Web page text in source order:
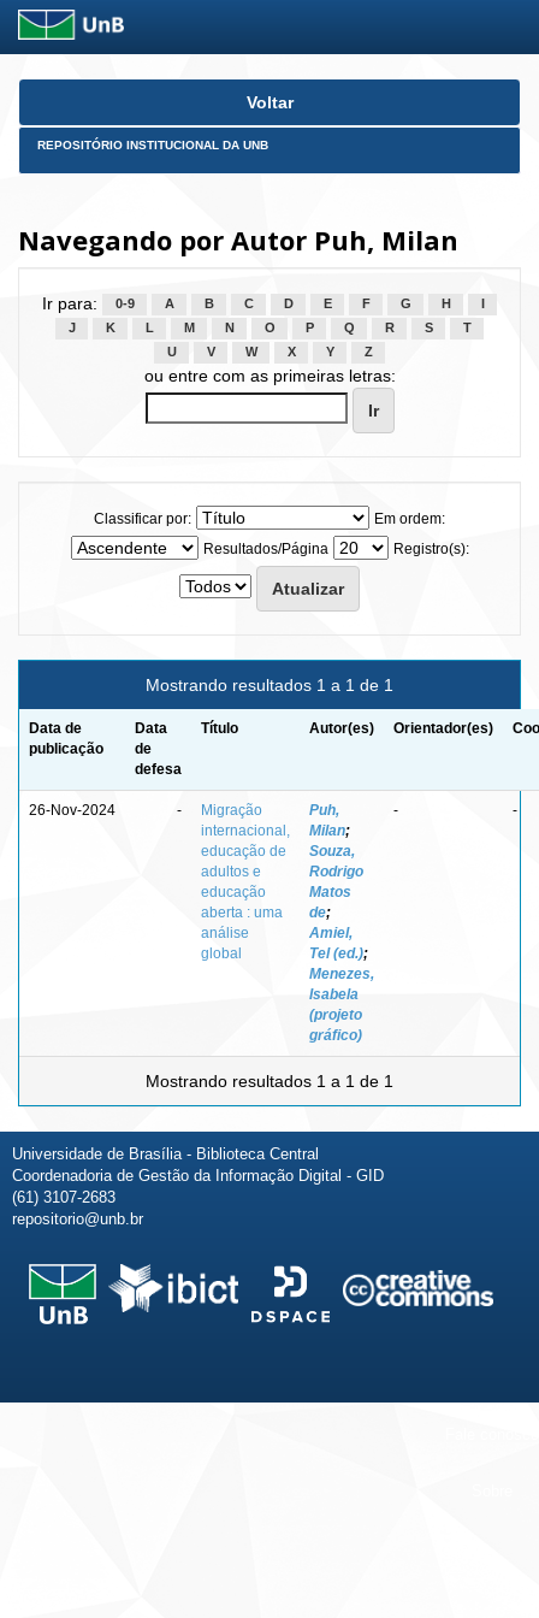
Skip
Voltar
REPOSITÓRIO INSTITUCIONAL DA UNB
Navegando por Autor Puh, Milan
Ir para: 0-9 A B C D E F G H
J
K L M N O P Q R S
T
U
V W X Y Z
ou entre com as primeiras letras:
Classificar por:
Em ordem:
Resultados/Página
Registro(s):
Mostrando resultados 1 a 1 de 1
Data de
publicação
Data
de
defesa
Título Autor(es) Orientador(es)
26-Nov-2024 -
Migração
internacional,
educação de
adultos e
educação
aberta : uma
análise
global
Puh,
Milan;
Souza,
Rodrigo
Matos
de;
Amiel,
Tel (ed.);
Menezes,
Isabela
(projeto
gráfico)
- -
Mostrando resultados 1 a 1 de 1
Universidade de Brasília - Biblioteca Central
Coordenadoria de Gestão da Informação Digital - GID
(61) 3107-2683
repositorio@unb.br